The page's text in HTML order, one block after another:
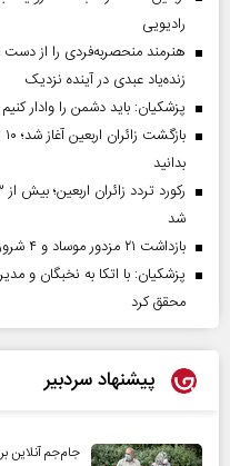
رادیویی
زنده‌یاد عبدی در آینده نزدیک
پزشکیان: باید دشمن را وادار
بدانید
شد
بازداشت ۲۱ مزدور موساد و ۴ شرور مسلح در استان کرمان
پزشکیان: با اتکا به نخبگان و
محقق کرد
پیشنهاد سردبیر
جام‌جم آنلاین